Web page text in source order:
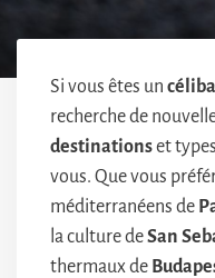
Si vous êtes un
recherche de
destinationset
vous. Que vous
méditerranéens de
la culture deSan
thermaux de